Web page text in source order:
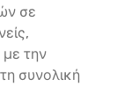
σε
με την
συνολική